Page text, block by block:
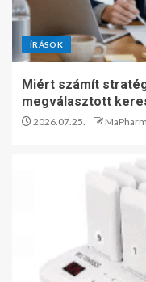
ÍRÁSOK
Miért számít
megválasztott
2026.07.25. MaPharm